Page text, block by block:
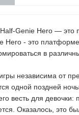
Genie Hero — это
Hero - это
в
независима от
одной поздней
весть для
Оказалось, это